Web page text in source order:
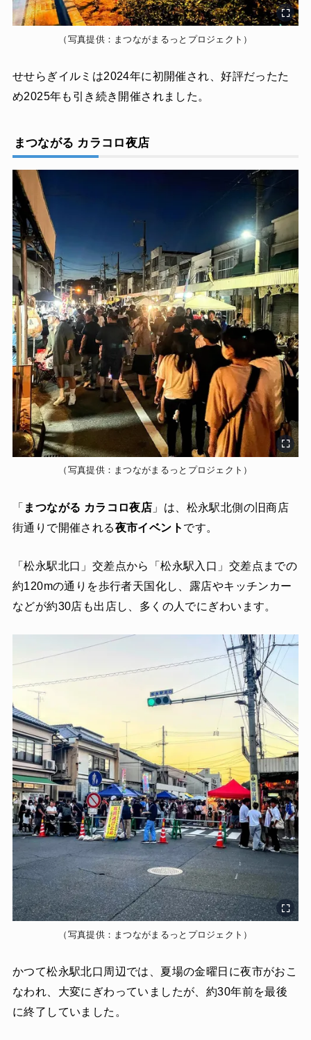
（写真提供：まつながまるっとプロジェクト）
せせらぎイルミは2024年に初開催され、好評だったた
め2025年も引き続き開催されました。
まつながる カラコロ夜店
（写真提供：まつながまるっとプロジェクト）
「 まつながる カラコロ夜店 」は、松永駅北側の旧商店
街通りで開催される夜市イベント です。
「松永駅北口」交差点から「松永駅入口」交差点までの
約120mの通りを歩行者天国化し、露店やキッチンカー
などが約30店も出店し、多くの人でにぎわいます。
（写真提供：まつながまるっとプロジェクト）
かつて松永駅北口周辺では、夏場の金曜日に夜市がおこ
なわれ、大変にぎわっていましたが、約30年前を最後
に終了していました。